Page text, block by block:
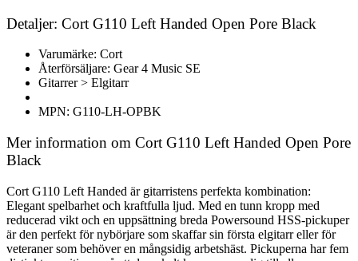
Detaljer: Cort G110 Left Handed Open Pore Black
Varumärke: Cort
Återförsäljare: Gear 4 Music SE
Gitarrer > Elgitarr
MPN: G110-LH-OPBK
Mer information om Cort G110 Left Handed Open Pore
Black
Cort G110 Left Handed är gitarristens perfekta kombination:
Elegant spelbarhet och kraftfulla ljud. Med en tunn kropp med
reducerad vikt och en uppsättning breda Powersound HSS-pickuper
är den perfekt för nybörjare som skaffar sin första elgitarr eller för
veteraner som behöver en mångsidig arbetshäst. Pickuperna har fem